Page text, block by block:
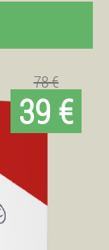
78 €
39 €